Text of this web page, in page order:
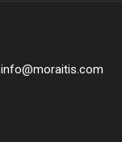
info@moraitis.com